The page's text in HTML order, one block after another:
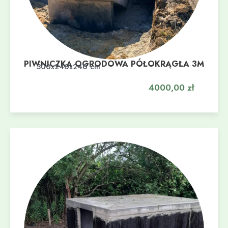
PIWNICZKA OGRODOWA PÓŁOKRĄGŁA 3M
300x240x240 cm
4000,00 zł
Dodaj do koszyka